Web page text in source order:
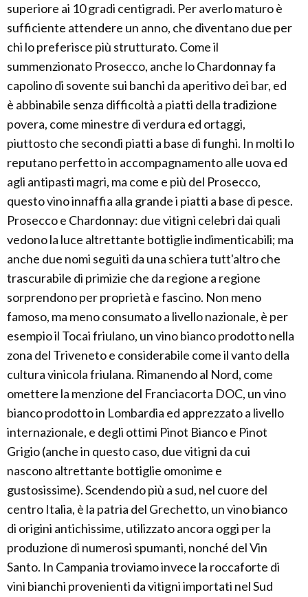
superiore ai 10 gradi centigradi. Per averlo maturo è
sufficiente attendere un anno, che diventano due per
chi lo preferisce più strutturato. Come il
summenzionato Prosecco, anche lo Chardonnay fa
capolino di sovente sui banchi da aperitivo dei bar, ed
è abbinabile senza difficoltà a piatti della tradizione
povera, come minestre di verdura ed ortaggi,
piuttosto che secondi piatti a base di funghi. In molti lo
reputano perfetto in accompagnamento alle uova ed
agli antipasti magri, ma come e più del Prosecco,
questo vino innaffia alla grande i piatti a base di pesce.
Prosecco e Chardonnay: due vitigni celebri dai quali
vedono la luce altrettante bottiglie indimenticabili; ma
anche due nomi seguiti da una schiera tutt'altro che
trascurabile di primizie che da regione a regione
sorprendono per proprietà e fascino. Non meno
famoso, ma meno consumato a livello nazionale, è per
esempio il Tocai friulano, un vino bianco prodotto nella
zona del Triveneto e considerabile come il vanto della
cultura vinicola friulana. Rimanendo al Nord, come
omettere la menzione del Franciacorta DOC, un vino
bianco prodotto in Lombardia ed apprezzato a livello
internazionale, e degli ottimi Pinot Bianco e Pinot
Grigio (anche in questo caso, due vitigni da cui
nascono altrettante bottiglie omonime e
gustosissime). Scendendo più a sud, nel cuore del
centro Italia, è la patria del Grechetto, un vino bianco
di origini antichissime, utilizzato ancora oggi per la
produzione di numerosi spumanti, nonché del Vin
Santo. In Campania troviamo invece la roccaforte di
vini bianchi provenienti da vitigni importati nel Sud